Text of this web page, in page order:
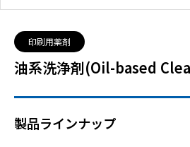
印刷用薬剤
油系洗浄剤(Oil-based
製品ラインナップ